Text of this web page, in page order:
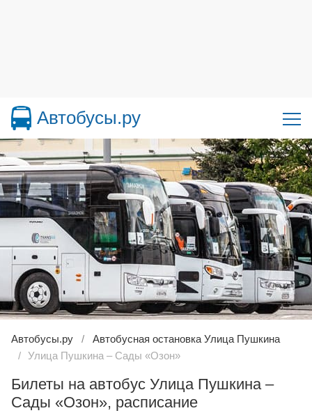
Автобусы.ру
Автобусы.ру
Автобусная остановка Улица Пушкина
Улица Пушкина – Сады «Озон»
Билеты на автобус Улица Пушкина –
Сады «Озон», расписание